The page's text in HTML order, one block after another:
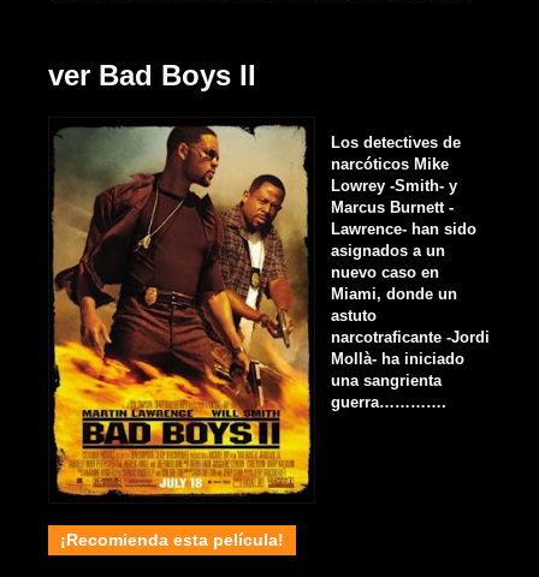
ver Bad Boys II
Los detectives de
narcóticos Mike
Lowrey -Smith- y
Marcus Burnett -
Lawrence- han sido
asignados a un
nuevo caso en
Miami, donde un
astuto
narcotraficante -Jordi
Mollà- ha iniciado
una sangrienta
guerra………….
¡Recomienda esta película!